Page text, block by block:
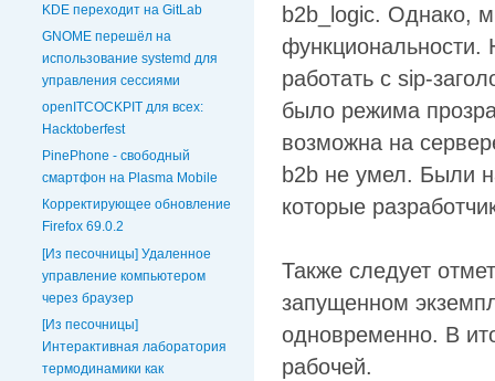
KDE переходит на GitLab
GNOME перешёл на
использование systemd для
управления сессиями
openITCOCKPIT для всех:
Hacktoberfest
PinePhone - свободный
смартфон на Plasma Mobile
Корректирующее обновление
Firefox 69.0.2
[Из песочницы] Удаленное
управление компьютером
через браузер
[Из песочницы]
Интерактивная лаборатория
термодинамики как
b2b_logic. Однако,
работать с sip-
было режима
возможна на
b2b не умел. Были
которые
Также следует
запущенном
одновременно. В
рабочей.